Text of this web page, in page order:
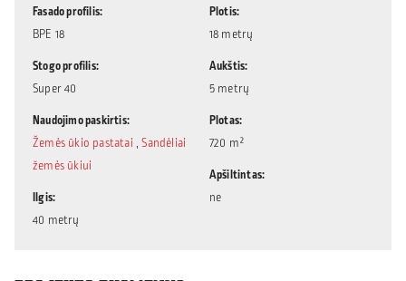
Fasado profilis
BPE 18
Stogo profilis
Super 40
Naudojimo paskirtis
Žemės ūkio pastatai ,Sandėliai
žemės ūkiui
Ilgis
40 metrų
Plotis
18 metrų
Aukštis
5 metrų
Plotas
720 m²
Apšiltintas
ne